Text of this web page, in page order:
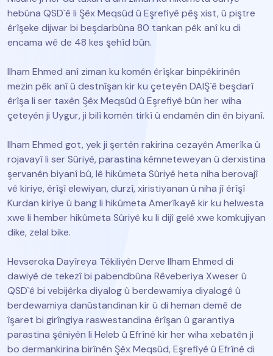
hebûna QSD`ê li Şêx Meqsûd û Eşrefiyê pêş xist, û piştre
êrîşeke dijwar bi beşdarbûna 80 tankan pêk anî ku di
encama wê de 48 kes şehîd bûn.
Ilham Ehmed anî ziman ku komên êrîşkar binpêkirinên
mezin pêk anî û destnîşan kir ku çeteyên DAIŞ`ê beşdarî
êrîşa li ser taxên Şêx Meqsûd û Eşrefiyê bûn her wiha
çeteyên ji Uygur, ji bilî komên tirkî û endamên din ên biyanî.
Ilham Ehmed got, yek ji şertên rakirina cezayên Amerîka û
rojavayî li ser Sûriyê, parastina kêmneteweyan û derxistina
şervanên biyanî bû, lê hikûmeta Sûriyê heta niha berovajî
vê kiriye, êrîşî elewiyan, durzî, xiristiyanan û niha jî êrîşî
Kurdan kiriye û bang li hikûmeta Amerîkayê kir ku helwesta
xwe li hember hikûmeta Sûriyê ku li dijî gelê xwe komkujiyan
dike, zelal bike.
Hevseroka Dayîreya Têkiliyên Derve Ilham Ehmed di
dawiyê de tekezî bi pabendbûna Rêveberiya Xweser û
QSD`ê bi vebijêrka diyalog û berdewamiya diyalogê û
berdewamiya danûstandinan kir û di heman demê de
îşaret bi girîngiya raswestandina êrîşan û garantiya
parastina şêniyên li Heleb û Efrînê kir her wiha xebatên ji
bo dermankirina birînên Şêx Meqsûd, Eşrefiyê û Efrînê di